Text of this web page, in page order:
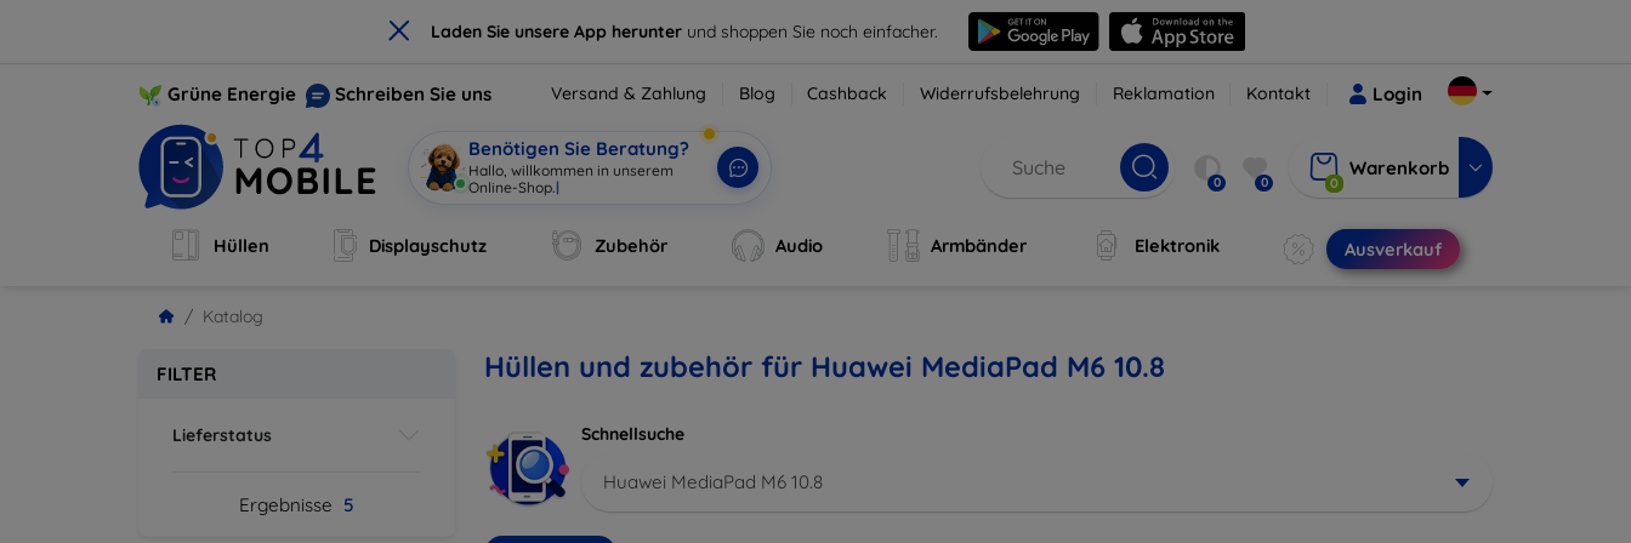
× Laden Sie unsere App herunter und shoppen Sie noch einfacher.
Grüne Energie Schreiben Sie uns Versand & Zahlung Blog Cashback Widerrufsbelehrung Reklamation Kontakt Login
Benötigen Sie Beratung?
Hallo, willkommen in unserem
Online-Shop. | 0 0 0
Warenkorb
Hüllen Displayschutz Zubehör Audio Armbänder Elektronik Ausverkauf
Katalog
FILTER
Lieferstatus
Ergebnisse 5
Hüllen und zubehör für Huawei MediaPad M6 10.8
Schnellsuche
Huawei MediaPad M6 10.8